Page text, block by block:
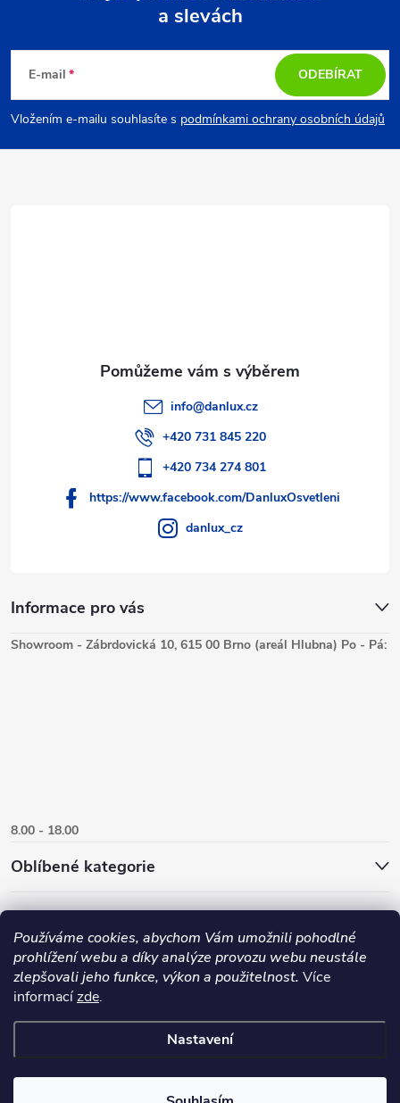
Používáme cookies, abychom Vám umožnili pohodlné
prohlížení webu a díky analýze provozu webu neustále
zlepšovali jeho funkce, výkon a použitelnost. Více
informacízde.
Nastavení
p
a
a slevách
E-mail
Vložením e-mailu souhlasíte s podmínkami ochrany osobních údajů
ODEBÍRAT
Informace pro vás
info@danlux.cz
+420 731 845 220
+420 734 274 801
https://www.facebook.com/DanluxOsvetleni
danlux_cz
Showroom - Zábrdovická 10, 615 00 Brno (areál Hlubna) Po - Pá:
8.00 - 18.00
Oblíbené kategorie
Copyright 2026
cookies